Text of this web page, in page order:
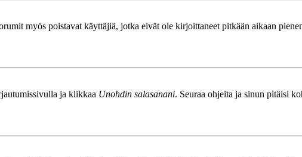
myös poistavat käyttäjiä, jotka eivät ole kirjoittaneet pitkään aikaan
ja klikkaa Unohdin salasanani. Seuraa ohjeita ja sinun pitäisi